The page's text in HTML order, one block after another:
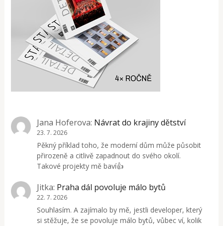
Jana Hoferova: Návrat do krajiny dětství
23. 7. 2026
Pěkný příklad toho, že moderní dům může působit
přirozeně a citlivě zapadnout do svého okolí.
Takové projekty mě baví👍
Jitka: Praha dál povoluje málo bytů
22. 7. 2026
Souhlasím. A zajímalo by mě, jestli developer, který
si stěžuje, že se povoluje málo bytů, vůbec ví, kolik